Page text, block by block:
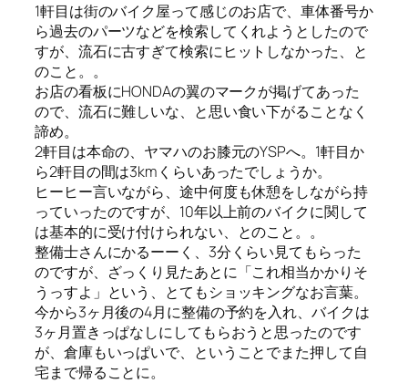
1軒目は街のバイク屋って感じのお店で、車体番号か
ら過去のパーツなどを検索してくれようとしたので
すが、流石に古すぎて検索にヒットしなかった、と
のこと。。
お店の看板にHONDAの翼のマークが掲げてあった
ので、流石に難しいな、と思い食い下がることなく
諦め。
2軒目は本命の、ヤマハのお膝元のYSPへ。1軒目か
ら2軒目の間は3kmくらいあったでしょうか。
ヒーヒー言いながら、途中何度も休憩をしながら持
っていったのですが、10年以上前のバイクに関して
は基本的に受け付けられない、とのこと。。
整備士さんにかるーーく、3分くらい見てもらった
のですが、ざっくり見たあとに「これ相当かかりそ
うっすよ」という、とてもショッキングなお言葉。
今から3ヶ月後の4月に整備の予約を入れ、バイクは
3ヶ月置きっぱなしにしてもらおうと思ったのです
が、倉庫もいっぱいで、ということでまた押して自
宅まで帰ることに。